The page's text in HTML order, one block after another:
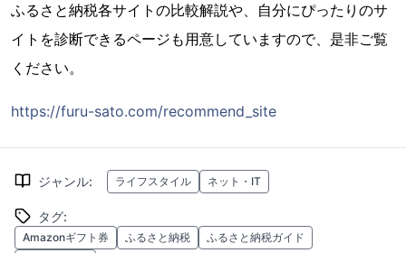
ふるさと納税各サイトの比較解説や、自分にぴったりのサ
イトを診断できるページも用意していますので、是非ご覧
ください。
https://furu-sato.com/recommend_site
ジャンル: ライフスタイル ネット・IT
タグ:
Amazonギフト券 ふるさと納税
ふるさと納税ガイド